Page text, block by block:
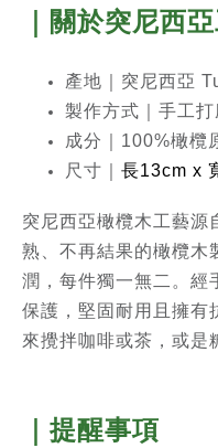
｜關於突尼西
產地｜突尼西亞
製作方式｜手工打
成分｜100%橄欖
尺寸｜ 長13cm x
突尼西亞橄欖木工藝源
熟、不再結果的橄欖木
潤，每件獨一無二。經
保護，堅固耐用且擁有
來攪拌咖啡或茶，或是
｜提醒事項